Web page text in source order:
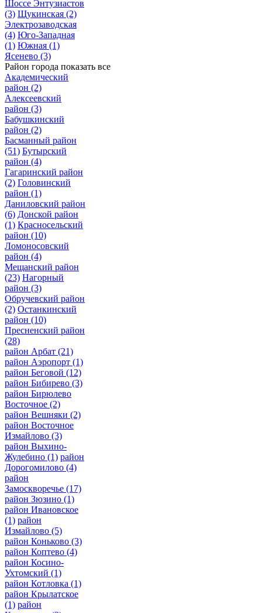
Шоссе Энтузиастов
(3) Щукинская (2)
Электрозаводская
(4) Юго-Западная
(1) Южная (1)
Ясенево (3)
Район города показать все
Академический
район (2)
Алексеевский
район (3)
Бабушкинский
район (2)
Басманный район
(51) Бутырский
район (4)
Гагаринский район
(2) Головинский
район (1)
Даниловский район
(6) Донской район
(1) Красносельский
район (10)
Ломоносовский
район (4)
Мещанский район
(23) Нагорный
район (3)
Обручевский район
(2) Останкинский
район (10)
Пресненский район
(28)
район Арбат (21)
район Аэропорт (1)
район Беговой (12)
район Бибирево (3)
район Бирюлево
Восточное (2)
район Вешняки (2)
район Восточное
Измайлово (3)
район Выхино-
Жулебино (1) район
Дорогомилово (4)
район
Замоскворечье (17)
район Зюзино (1)
район Ивановское
(1) район
Измайлово (5)
район Коньково (3)
район Коптево (4)
район Косино-
Ухтомский (1)
район Котловка (1)
район Крылатское
(1) район